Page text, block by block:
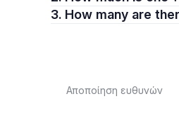
3. How many
Αποποίηση ευθυνών